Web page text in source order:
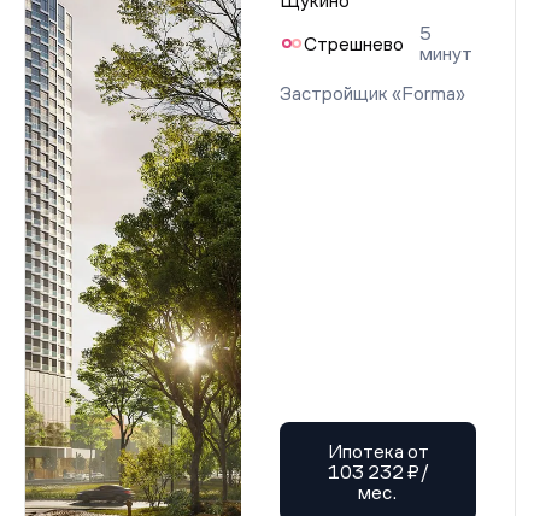
Стрешнево
5
минут
Застройщик «Forma»
Ипотека от
103 232 ₽/
мес.